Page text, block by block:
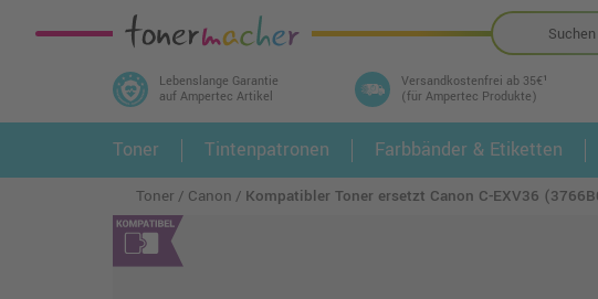
Lebenslange Garantie
auf Ampertec Artikel
Versandkostenfrei ab 35€¹
(für Ampertec Produkte)
In 3 einfachen Schritten ihr Druckermodell
und alle dazu passenden Artikel finden ➤ 1.
Toner Tintenpatronen Farbbänder & Etiketten
Toner Canon Kompatibler Toner ersetzt Canon C-EXV36